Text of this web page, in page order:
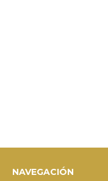
NAVEGACIÓN